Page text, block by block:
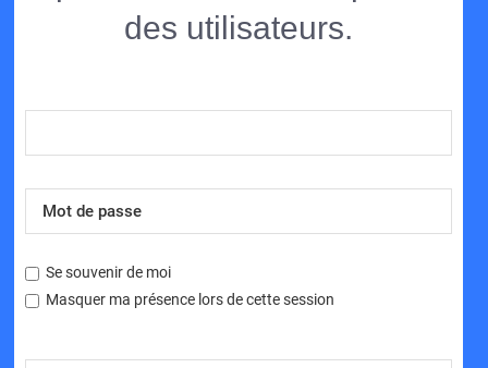
des utilisateurs.
Se souvenir de moi
Masquer ma présence lors de cette session